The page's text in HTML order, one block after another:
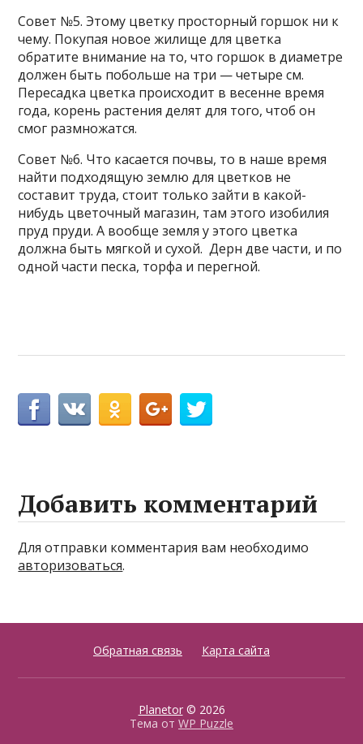
Совет №5. Этому цветку просторный горшок ни к
чему. Покупая новое жилище для цветка
обратите внимание на то, что горшок в диаметре
должен быть побольше на три — четыре см.
Пересадка цветка происходит в весенне время
года, корень растения делят для того, чтоб он
смог размножатся.
Совет №6. Что касается почвы, то в наше время
найти подходящую землю для цветков не
составит труда, стоит только зайти в какой-
нибудь цветочный магазин, там этого изобилия
пруд пруди. А вообще земля у этого цветка
должна быть мягкой и сухой. Дерн две части, и по
одной части песка, торфа и перегной.
Добавить комментарий
Для отправки комментария вам необходимо
авторизоваться.
Обратная связь Карта сайта
Planetor© 2026
Тема от WP Puzzle